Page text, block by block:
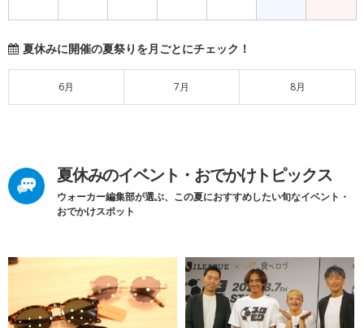
夏休みに開催の夏祭りを月ごとにチェック！
6月 7月 8月
夏休みのイベント・おでかけトピックス
ウォーカー編集部が選ぶ、この夏におすすめしたい旬なイベント・
おでかけスポット